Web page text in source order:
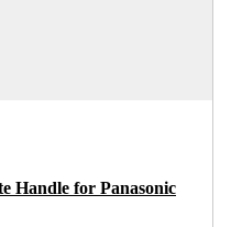
Handle for Panasonic